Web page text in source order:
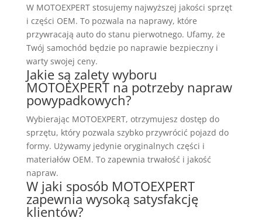
W MOTOEXPERT stosujemy najwyższej jakości sprzęt
i części OEM. To pozwala na naprawy, które
przywracają auto do stanu pierwotnego. Ufamy, że
Twój samochód będzie po naprawie bezpieczny i
warty swojej ceny.
Jakie są zalety wyboru
MOTOEXPERT na potrzeby napraw
powypadkowych?
Wybierając MOTOEXPERT, otrzymujesz dostęp do
sprzętu, który pozwala szybko przywrócić pojazd do
formy. Używamy jedynie oryginalnych części i
materiałów OEM. To zapewnia trwałość i jakość
napraw.
W jaki sposób MOTOEXPERT
zapewnia wysoką satysfakcję
klientów?